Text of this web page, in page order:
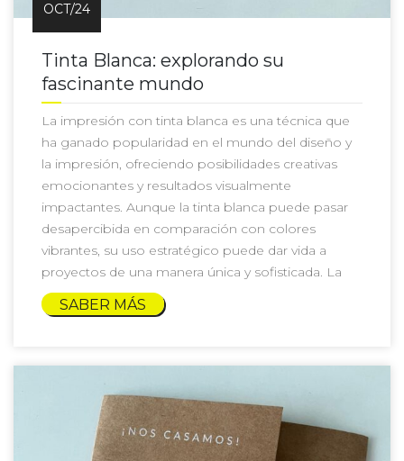
OCT/24
Tinta Blanca: explorando su
fascinante mundo
La impresión con tinta blanca es una técnica que
ha ganado popularidad en el mundo del diseño y
la impresión, ofreciendo posibilidades creativas
emocionantes y resultados visualmente
impactantes. Aunque la tinta blanca puede pasar
desapercibida en comparación con colores
vibrantes, su uso estratégico puede dar vida a
proyectos de una manera única y sofisticada. La
SABER MÁS